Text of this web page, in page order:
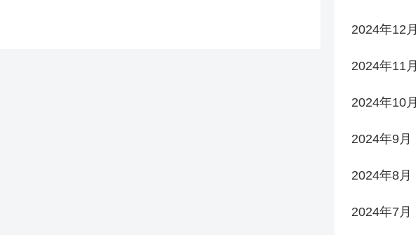
2024年12月
2024年11月
2024年10月
2024年9月
2024年8月
2024年7月